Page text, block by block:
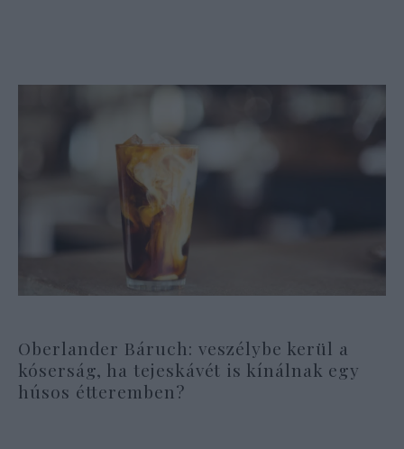
Oberlander Báruch: veszélybe kerül a
kóserság, ha tejeskávét is kínálnak egy
húsos étteremben?